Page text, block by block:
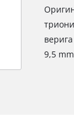
9,5